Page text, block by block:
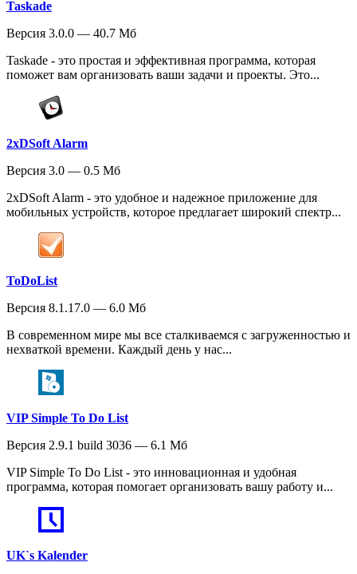
Taskade
Версия 3.0.0 — 40.7 Мб
Taskade - это простая и эффективная программа, которая
поможет вам организовать ваши задачи и проекты. Это...
2xDSoft Alarm
Версия 3.0 — 0.5 Мб
2xDSoft Alarm - это удобное и надежное приложение для
мобильных устройств, которое предлагает широкий спектр...
ToDoList
Версия 8.1.17.0 — 6.0 Мб
В современном мире мы все сталкиваемся с загруженностью и
нехваткой времени. Каждый день у нас...
VIP Simple To Do List
Версия 2.9.1 build 3036 — 6.1 Мб
VIP Simple To Do List - это инновационная и удобная
программа, которая помогает организовать вашу работу и...
UK`s Kalender